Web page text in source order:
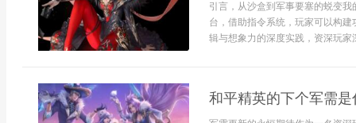
引言，从沙盒到军事要塞的蜕变
台，借助指令系统，玩家可以构
辑与想象力的深度实践，资深玩
和平精英的下个军需